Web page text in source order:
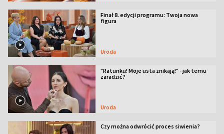
Finał 8. edycji programu: Twoja nowa
figura
Uroda
"Ratunku! Moje usta znikają!" - jak temu
zaradzić?
Uroda
Czy można odwrócić proces siwienia?